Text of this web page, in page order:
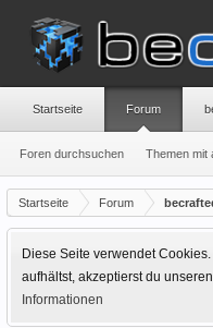
Startseite Forum
Diese Seite verwendet
aufhältst, akzeptierst du
Informationen
Startseite Forum
Foren durchsuchen Themen mit